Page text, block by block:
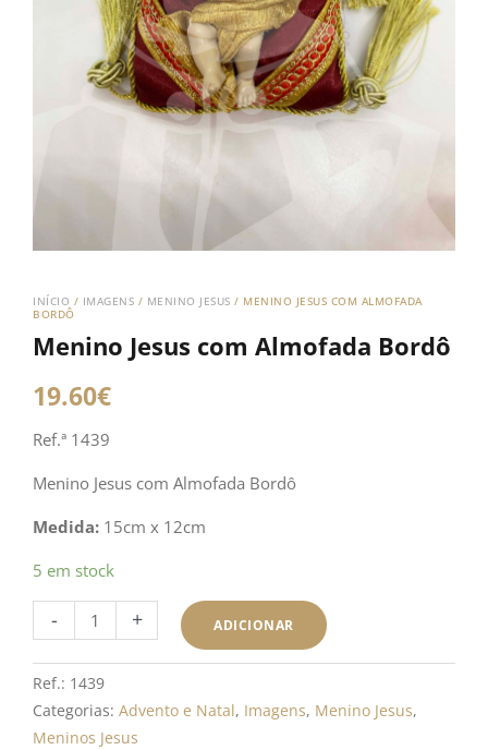
INÍCIO / IMAGENS / MENINO JESUS / MENINO JESUS COM ALMOFADA
BORDÔ
Menino Jesus com Almofada Bordô
19.60€
Ref.ª 1439
Menino Jesus com Almofada Bordô
Medida: 15cm x 12cm
5 em stock
-
Quantidade
de
Menino
com
Almofada
Bordô
+ ADICIONAR
Ref.: 1439
Categorias: Advento e Natal , Imagens, Menino Jesus,
Meninos Jesus